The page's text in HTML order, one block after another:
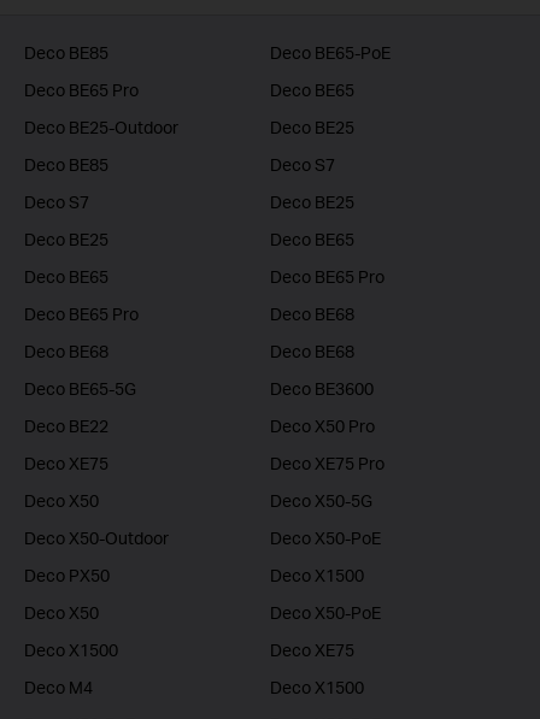
Deco BE85
Deco BE65-PoE
Deco BE65 Pro
Deco BE65
Deco BE25-Outdoor
Deco BE25
Deco BE85
Deco S7
Deco S7
Deco BE25
Deco BE25
Deco BE65
Deco BE65
Deco BE65 Pro
Deco BE65 Pro
Deco BE68
Deco BE68
Deco BE68
Deco BE65-5G
Deco BE3600
Deco BE22
Deco X50 Pro
Deco XE75
Deco XE75 Pro
Deco X50
Deco X50-5G
Deco X50-Outdoor
Deco X50-PoE
Deco PX50
Deco X1500
Deco X50
Deco X50-PoE
Deco X1500
Deco XE75
Deco M4
Deco X1500